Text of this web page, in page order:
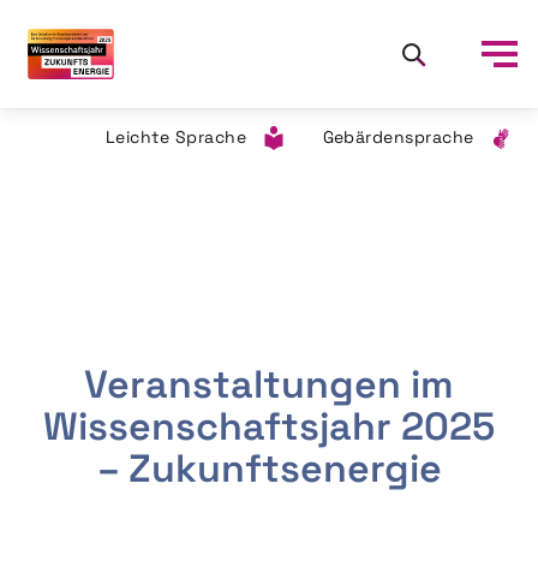
Leichte Sprache Gebärdensprache
Veranstaltungen im
Wissenschaftsjahr 2025
– Zukunftsenergie